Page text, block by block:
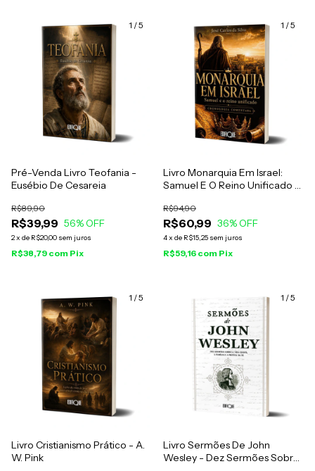
1 /5
Pré-Venda Livro Teofania -
Eusébio De Cesareia
R$39,99
R$89,90
56% OFF
2x de R$20,00 sem juros
R$38,79 com Pix
1 /5
Livro Monarquia Em Israel:
Samuel E O Reino Unificado -
R$60,99
R$94,90
36% OFF
4x de R$15,25 sem juros
R$59,16 com Pix
1 /5
Livro Cristianismo Prático - A.
W. Pink
1 /5
Livro Sermões De John
Wesley - Dez Sermões Sobre